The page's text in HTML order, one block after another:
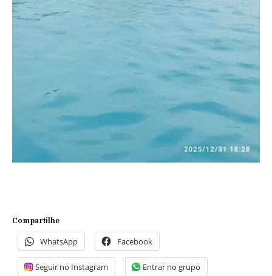
Compartilhe
WhatsApp Facebook
Seguir no Instagram Entrar no grupo